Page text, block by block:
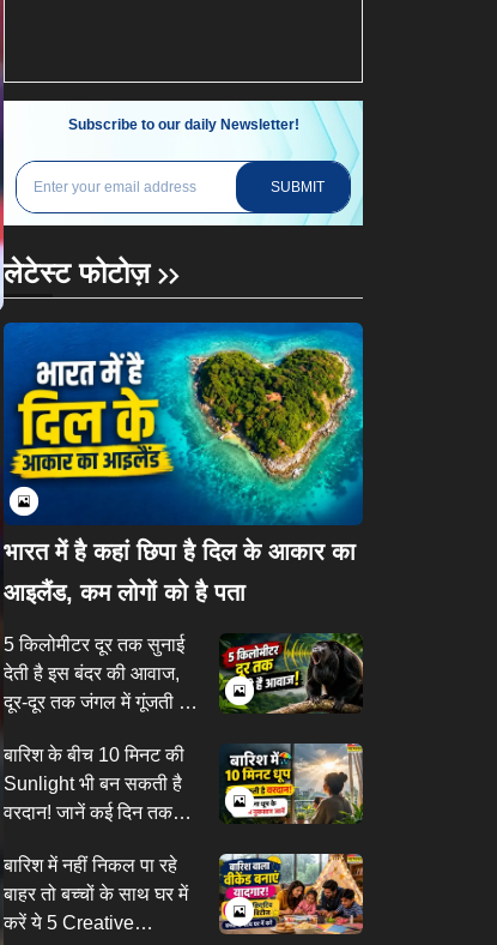
Subscribe to our daily Newsletter!
SUBMIT
लेटेस्ट फोटोज़
भारत में है कहां छिपा है दिल के आकार का
आइलैंड, कम लोगों को है पता
5 किलोमीटर दूर तक सुनाई
देती है इस बंदर की आवाज,
दूर-दूर तक जंगल में गूंजती है
बारिश के बीच 10 मिनट की
Sunlight भी बन सकती है
वरदान! जानें कई दिन तक
बारिश में नहीं निकल पा रहे
बाहर तो बच्चों के साथ घर में
करें ये 5 Creative